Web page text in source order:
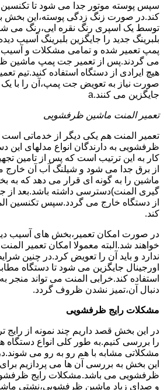
سپس پوسته موتور جدا می شود تا تکنسین
کند.در صورت زنگ زدگی پوسته،این بخش
توسط یک اسپری رنگ نقره ایی،رنگ می
بلبرینگ جدید را جایگزین بلبرینگ آسیب
پمپ تعمیر شده و تمامی مشکلات و
می گردند.پس از تعمیر جت پمپ ماشین
هیچ ایرادی از دستگاه استفاده کنید.تیم
صورت نیاز به تعویض جت پمپ،آن را با
جایگزین می کنند.a
تعمیر المنت ماشین ظرفشویی
تعمیر المنت هم یکی دیگر از خدماتی است
ظرفشویی به دارندگان انواع مدلهای این
کار به این ترتیب است که پس از تامین
از برق جدا می شود و شیلنگ آب آن خارج
ماشین را به گونه ای قرار می دهد که به
گیری المنت)دسترسی داشته باشد.بعد از
از دستگاه خارج می گردد.سپس تکنسین
کند.
در صورت امکان تعمیر،بخش های آسیب
خواهند شد.البته معمولا امکان تعمیر
ندارد و باید آن را تعویض کرد.در چنین
اورجینال جایگزین می شود تا دستگاه
استفاده کند.خرابی المنت می تواند منجر
دنبال آن،تمیز نشدن ظروف گردد.
مشکلات رایج ظرفشویی
در این بخش قصد داریم چند نمونه از
را بررسی کنیم.به طور کلی انواع
مشکلاتی مشابه با هم رو به رو می
این بخش به بررسی آن ها می پردازیم
ظرفشویی می باشد.مشکلات رایج
و صدای زیاد ماشین ظرفشویی،نشتی